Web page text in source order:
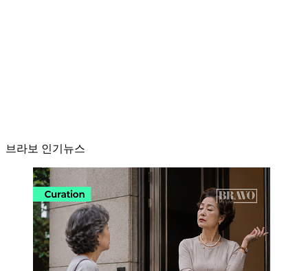
브라보 인기뉴스